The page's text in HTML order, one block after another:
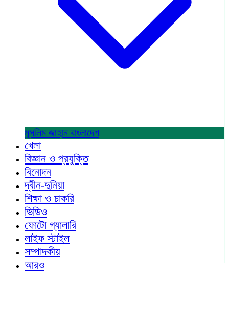
মুসলিম জাহান বাংলাদেশ
খেলা
বিজ্ঞান ও প্রযুক্তি
বিনোদন
দ্বীন-দুনিয়া
শিক্ষা ও চাকরি
ভিডিও
ফোটো গ্যালারি
লাইফ স্টাইল
সম্পাদকীয়
আরও